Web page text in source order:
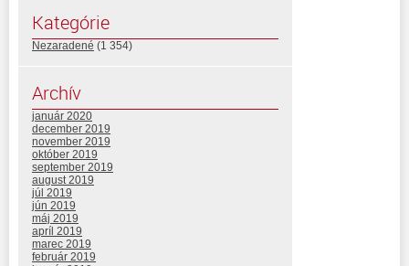
Kategórie
Nezaradené (1 354)
Archív
január 2020
december 2019
november 2019
október 2019
september 2019
august 2019
júl 2019
jún 2019
máj 2019
apríl 2019
marec 2019
február 2019